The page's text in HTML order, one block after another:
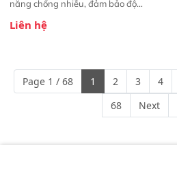
năng chống nhiễu, đảm bảo độ
Phạm vi ứng dụng rộng: Đáp ứng
ngành công nghiệp khác nhau. 
Độ nhạy cao: Trang bị đầu dò
InGaAs độ nhạy cao, cung cấp
phản hồi phổ tuyến tính đầy đủ,
đảm bảo độ chính xác và khả
Liên hệ
Page 1 / 68 1 2 3 4
68
Next